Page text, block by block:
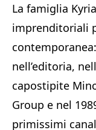
La famiglia
imprenditoriali
nell’editoria,
capostipite
Group e nel
primissimi